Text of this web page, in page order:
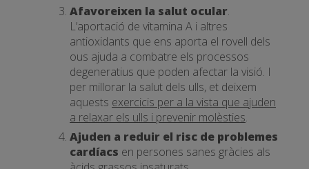
Afavoreixen la salut ocular.
L’aportació de vitamina A i altres
antioxidants que ens aporta el rovell dels
ous ajuda a combatre els processos
degeneratius que poden afectar la visió. I
per millorar la salut dels ulls, et deixem
aquests exercicis per a la vista que ajuden
a relaxar els ulls i prevenir molèsties.
Ajuden a reduir el risc de problemes
cardíacs en persones sanes gràcies als